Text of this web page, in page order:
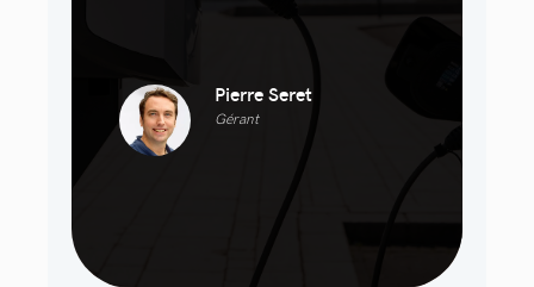
Pierre Seret
Gérant